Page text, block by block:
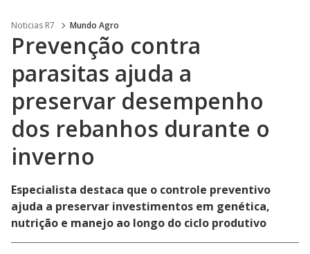
Noticias R7 Mundo Agro
Prevenção contra
parasitas ajuda a
preservar desempenho
dos rebanhos durante o
inverno
Especialista destaca que o controle preventivo
ajuda a preservar investimentos em genética,
nutrição e manejo ao longo do ciclo produtivo